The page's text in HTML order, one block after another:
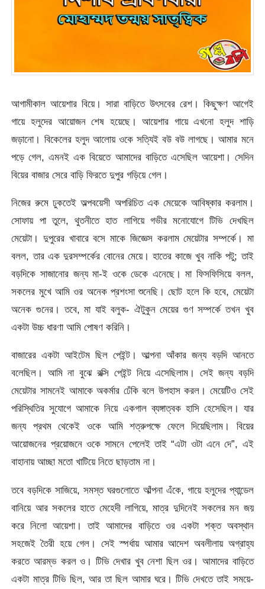
আগামীকাল আয়েশার বিয়ে। সারা বাড়িতে উৎসবের রেশ। কিছুক্ষণ আগেই
গায়ে হলুদের আয়োজন শেষ হয়েছে। আয়েশার গায়ে এখনো হলুদ শাড়ি
জড়ানো। বিকেলের হলুদ আলোয় ওকে সত্যিই বউ বউ লাগছে। আমার মনে
পড়ে গেল, এমনই এক বিয়েতে আমাদের বাড়িতে এসেছিল আয়েশা। সেদিন
বিয়ের বাজার সেরে বাড়ি ফিরতে দুপুর গড়িয়ে গেল।
নিজের রুমে ঢুকতেই অল্পবয়েসী অপরিচিত এক মেয়েকে আবিষ্কার করলাম।
সোফায় পা তুলে, থুতনীতে হাত লাগিয়ে গভীর মনোযোগে টিভি দেখছিল
মেয়েটা। দুপুরের খাবারে বসে মাকে জিজ্ঞেস করলাম মেয়েটার সম্পর্কে। মা
বলল, তার এক দুরসম্পর্কের বোনের মেয়ে। হাতের কাজে খুব নাকি পটু; তাই
বড়দিকে সাজানোর জন্য মা-ই ওকে ডেকে এনেছে। মা ফিসফিসিয়ে বলল,
সকলের মুখে আমি ওর অনেক প্রশংসা শুনেছি। ছোট হলে কি হবে, মেয়েটা
অনেক গুনের। তবে, মা যাই বলুক- ঐটুকুন মেয়ের গুণ সম্পর্কে তখন খুব
একটা উচ্চ ধারণা আমি পোষণ করিনি।
বাজারের একটা আইটেম ছিল পেইন্ট। আল্পনা আঁকার জন্য বড়দি আনতে
বলেছিল। আমি না বুঝে রক্সি পেইন্ট নিয়ে এসেছিলাম। সেই জন্য বড়দি
মেয়েটার সামনেই আমাকে অকর্মার ঢেঁকি বলে উপহাস করল। মেয়েটিও সেই
পরিস্থিতির সুযোগে আমাকে নিয়ে একগাল ব্যঙ্গাত্বক হাসি হেসেছিল। যার
জন্য প্রথম থেকেই ওকে আমি শত্রুপক্ষে ফেলে দিয়েছিলাম। বিয়ের
আয়োজনের প্রয়োজনে ওকে সামনে পেলেই তাই “এটা ওটা এনে দে”, এই
বাহানায় আচ্ছা মতো খাটিয়ে নিতে ছাড়তাম না।
তবে বড়দিকে সাজিয়ে, সমস্ত ঘরগুলোতে আঁল্পনা এঁকে, গায়ে হলুদের প্যান্ডেল
বানিয়ে আর সকলের হাতে মেহেদী লাগিয়ে, মাত্র দুদিনেই সকলের মন জয়
করে নিলো আয়েশা। তাই আমাদের বাড়িতে ওর একটা শক্ত অবস্থান
সহজেই তৈরী হয়ে গেল। সেই স্পর্ধায় আমার আদেশ অবলীলায় অগ্রাহ্য
করতে আরম্ভ করল ও। টিভি দেখার খুব নেশা ছিল ওর। আমাদের বাড়িতে
একটা মাত্র টিভি ছিল, আর তা ছিল আমার ঘরে। টিভি দেখতে তাই সময়ে-